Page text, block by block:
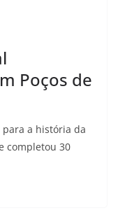
Poços de
a história da
completou 30